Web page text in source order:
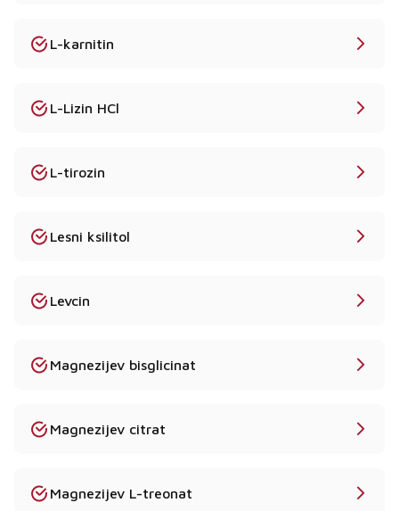
L-karnitin
L-Lizin HCl
L-tirozin
Lesni ksilitol
Levcin
Magnezijev bisglicinat
Magnezijev citrat
Magnezijev L-treonat